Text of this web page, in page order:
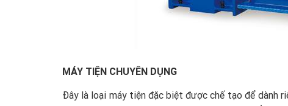
MÁY TIỆN CHUYÊN DỤNG
Đây là loại máy tiện đặc biệt được chế tạo để dành